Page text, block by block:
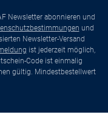
Newsletter abonnieren und
und
Newsletter-Versand
ist jederzeit möglich,
Code ist einmalig
gültig. Mindestbestellwert